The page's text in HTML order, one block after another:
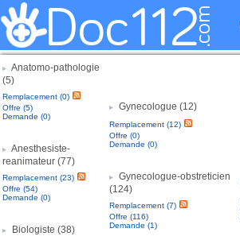
Anatomo-pathologie
(5)
Remplacement (0)
Offre (5)
Demande (0)
Anesthesiste-
reanimateur (77)
Remplacement (23)
Offre (54)
Demande (0)
Biologiste (38)
Gynecologue (12)
Remplacement (12)
Offre (0)
Demande (0)
Gynecologue-obstreticien
(124)
Remplacement (7)
Offre (116)
Demande (1)